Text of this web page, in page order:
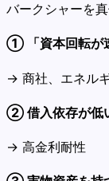
バークシャーを
① 「資本回転が
→ 商社、エネル
② 借入依存が低
→ 高金利耐性